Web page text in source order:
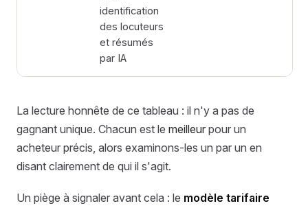
identification
des locuteurs
et résumés
par IA
La lecture honnête de ce tableau : il n'y a pas de
gagnant unique. Chacun est le meilleur pour un
acheteur précis, alors examinons-les un par un en
disant clairement de qui il s'agit.
Un piège à signaler avant cela : le modèle tarifaire